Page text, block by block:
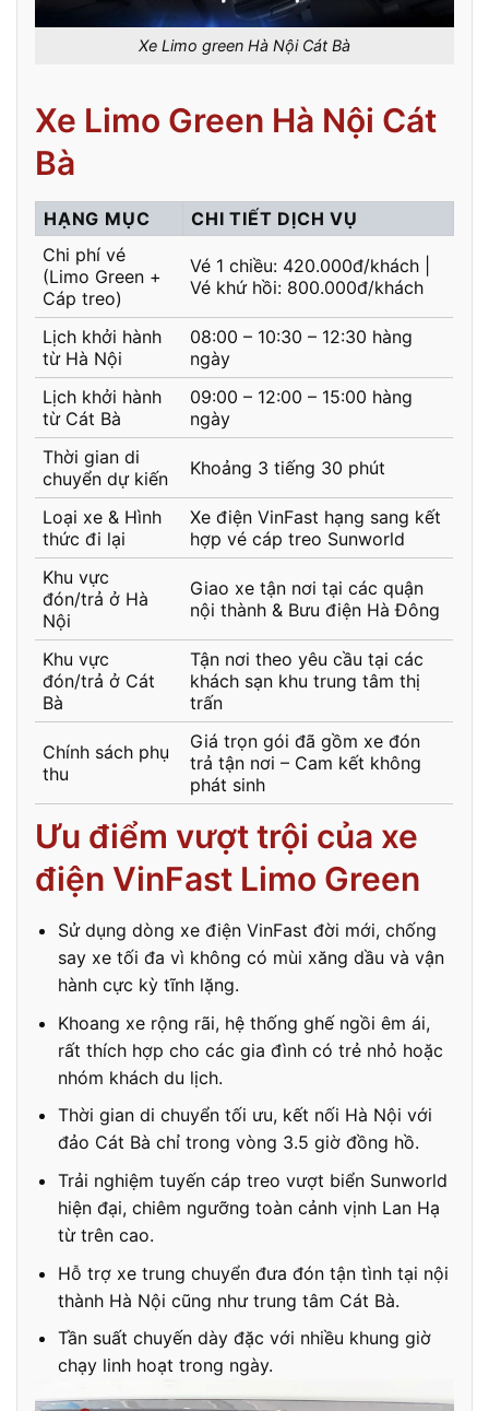
Xe Limo green Hà Nội Cát Bà
Xe Limo Green Hà Nội Cát
Bà
HẠNG MỤC
CHI TIẾT DỊCH VỤ
Chi phí vé
(Limo Green +
Cáp treo)
Vé 1 chiều: 420.000đ/khách |
Vé khứ hồi: 800.000đ/khách
Lịch khởi hành
từ Hà Nội
08:00 – 10:30 – 12:30 hàng
ngày
Lịch khởi hành
từ Cát Bà
09:00 – 12:00 – 15:00 hàng
ngày
Thời gian di
chuyển dự kiến
Khoảng 3 tiếng 30 phút
Loại xe & Hình
thức đi lại
Xe điện VinFast hạng sang kết
hợp vé cáp treo Sunworld
Khu vực
đón/trả ở Hà
Nội
Giao xe tận nơi tại các quận
nội thành & Bưu điện Hà Đông
Khu vực
đón/trả ở Cát
Bà
Tận nơi theo yêu cầu tại các
khách sạn khu trung tâm thị
trấn
Chính sách phụ
thu
Giá trọn gói đã gồm xe đón
trả tận nơi – Cam kết không
phát sinh
Ưu điểm vượt trội của xe
điện VinFast Limo Green
Sử dụng dòng xe điện VinFast đời mới, chống
say xe tối đa vì không có mùi xăng dầu và vận
hành cực kỳ tĩnh lặng.
Khoang xe rộng rãi, hệ thống ghế ngồi êm ái,
rất thích hợp cho các gia đình có trẻ nhỏ hoặc
nhóm khách du lịch.
Thời gian di chuyển tối ưu, kết nối Hà Nội với
đảo Cát Bà chỉ trong vòng 3.5 giờ đồng hồ.
Trải nghiệm tuyến cáp treo vượt biển Sunworld
hiện đại, chiêm ngưỡng toàn cảnh vịnh Lan Hạ
từ trên cao.
Hỗ trợ xe trung chuyển đưa đón tận tình tại nội
thành Hà Nội cũng như trung tâm Cát Bà.
Tần suất chuyến dày đặc với nhiều khung giờ
chạy linh hoạt trong ngày.